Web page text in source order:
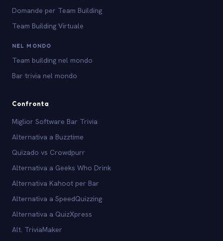
Domande per Team Building
Team Building Virtuale
NEL MONDO
Team building nel mondo
Bar trivia nel mondo
Confronta
Miglior Software Bar Trivia
Alternativa a Buzztime
Quizado vs Crowdpurr
Alternativa a Geeks Who Drink
Alternativa Kahoot per Bar
Alternativa a SpeedQuizzing
Alternativa a QuizXpress
Alt. TriviaMaker